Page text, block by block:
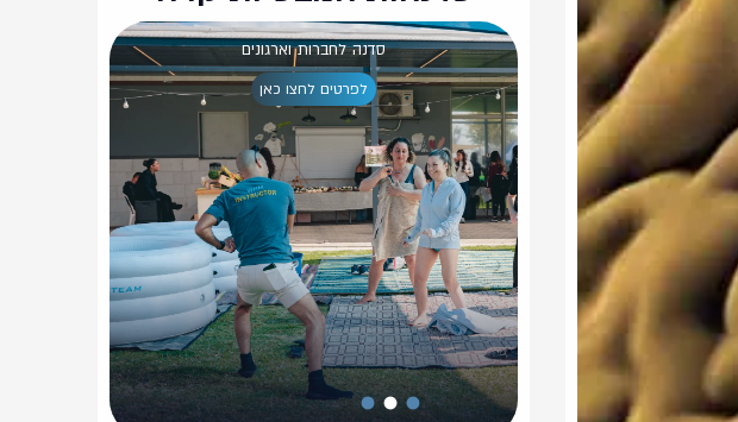
שיעור חינם
סדנה לחברות וארגונים
לפרטים לחצו כאן